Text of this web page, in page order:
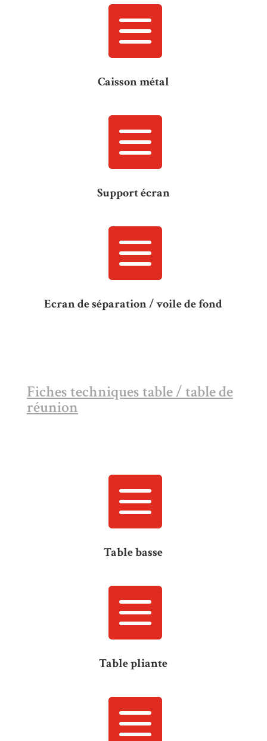

Caisson métal

Support écran

Ecran de séparation / voile de fond
Fiches techniques table / table de
réunion

Table basse

Table pliante
